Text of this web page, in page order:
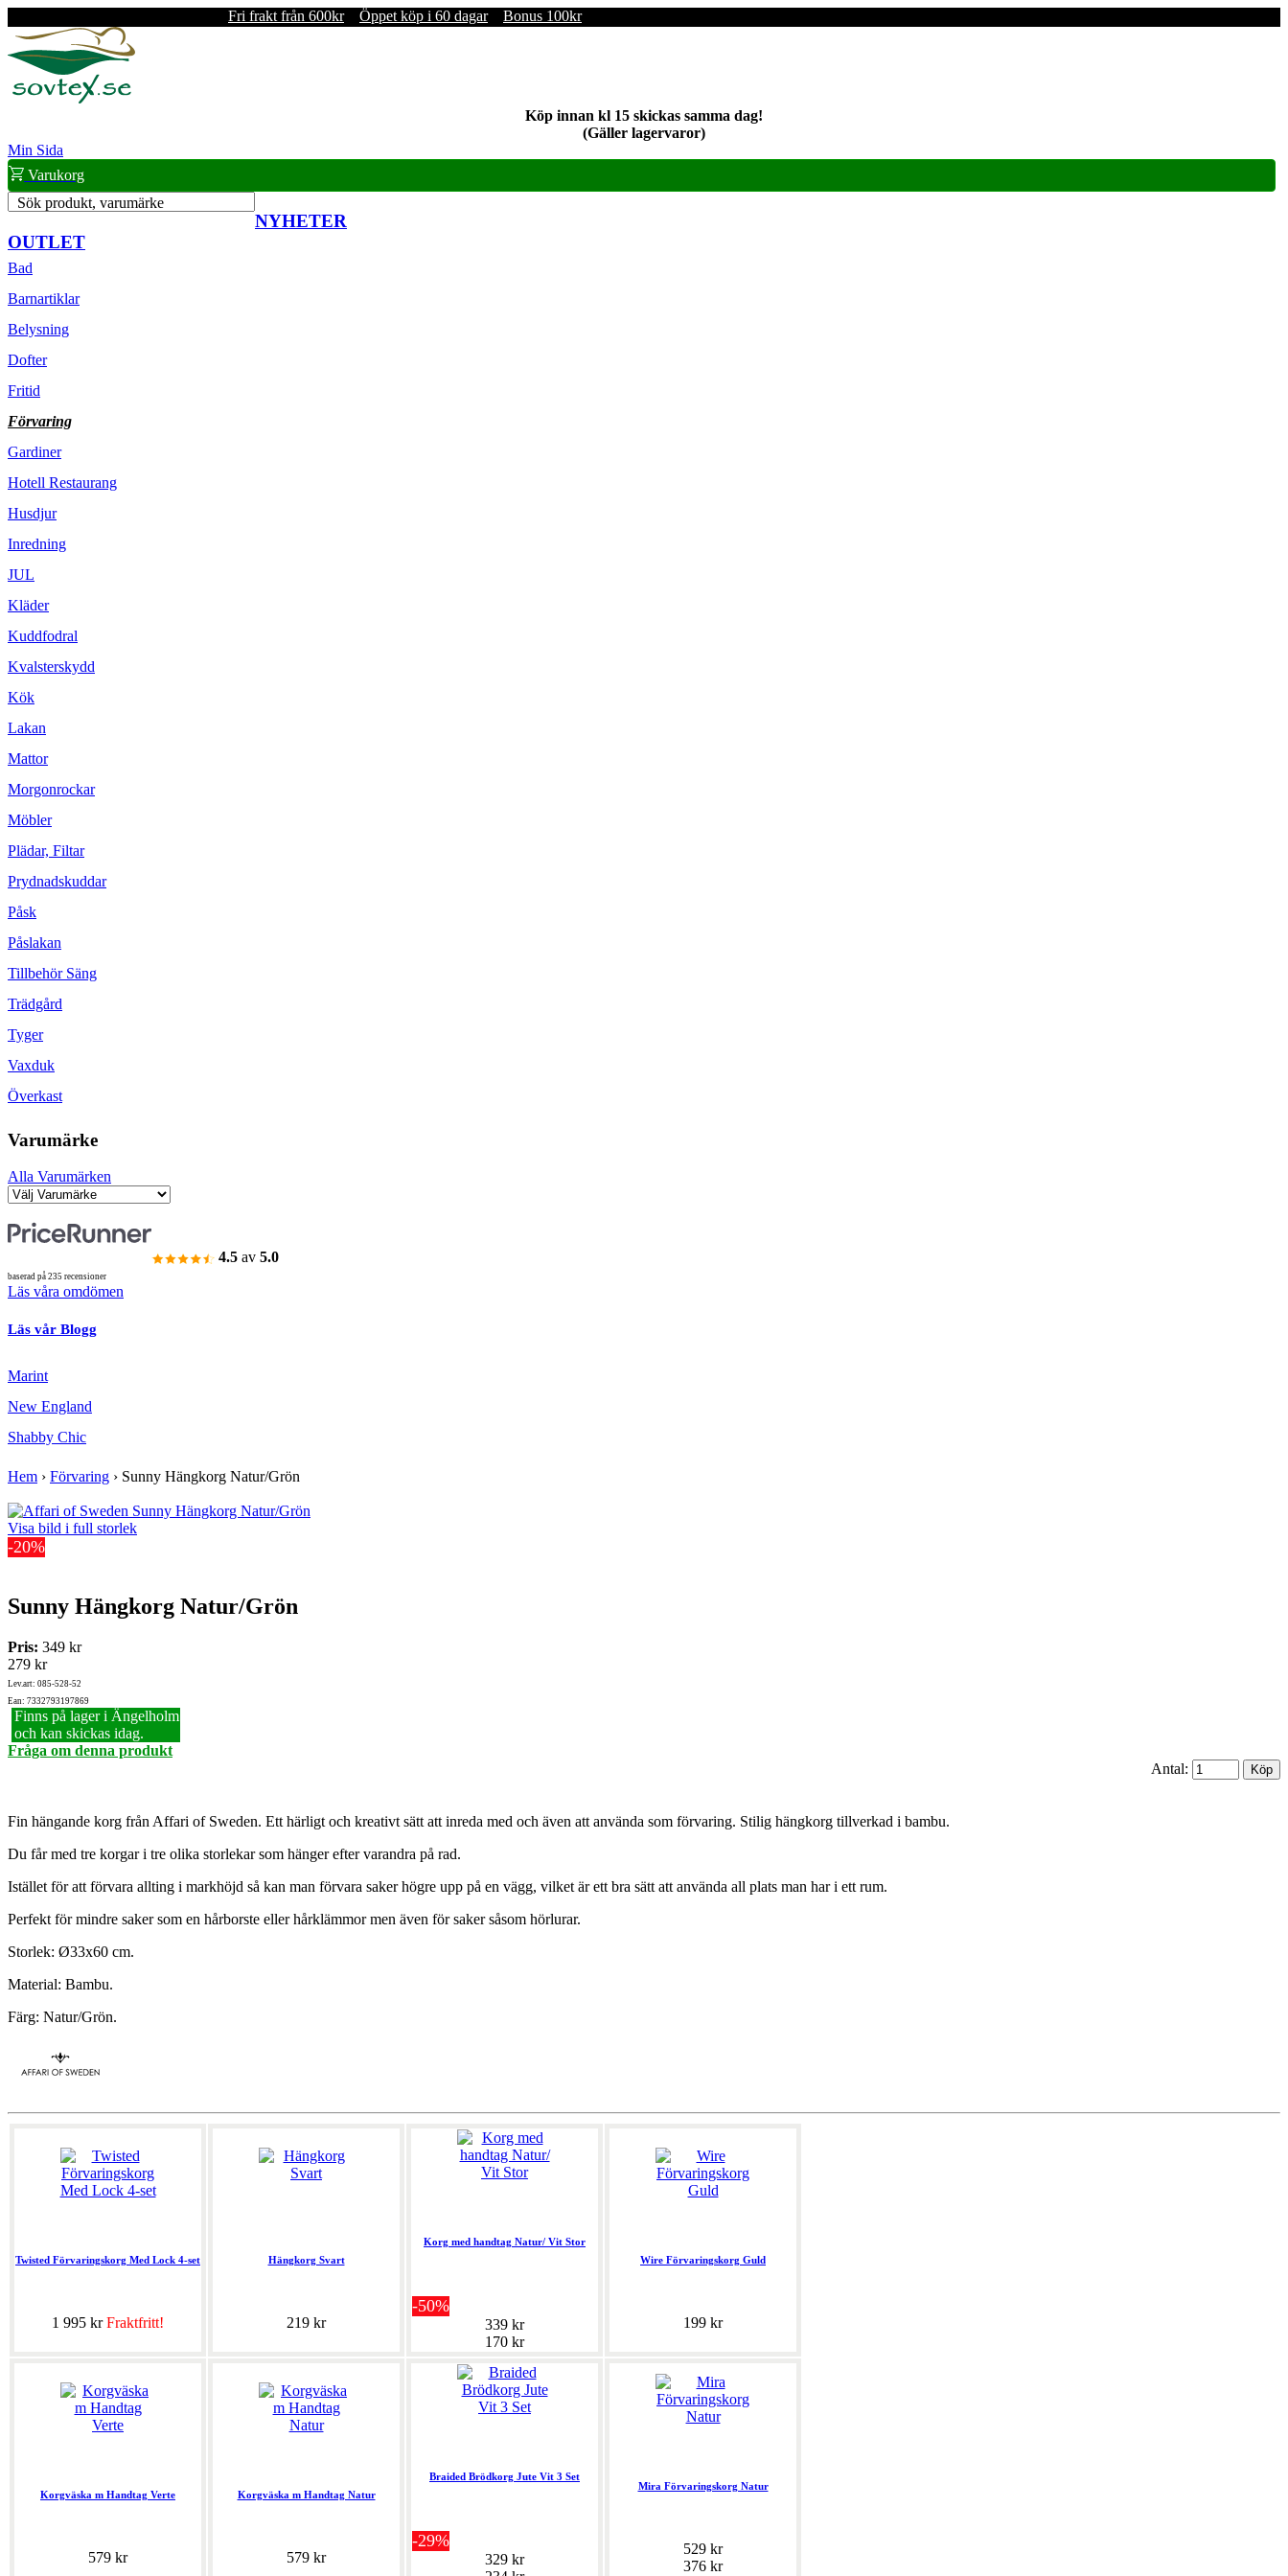
Fri frakt från 600kr Öppet köp i 60 dagar Bonus 100kr
Köp innan kl 15 skickas samma dag!
(Gäller lagervaror)
Min Sida
Varukorg
Sök produkt, varumärke
NYHETER
OUTLET
Bad
Barnartiklar
Belysning
Dofter
Fritid
Förvaring
Gardiner
Hotell Restaurang
Husdjur
Inredning
JUL
Kläder
Kuddfodral
Kvalsterskydd
Kök
Lakan
Mattor
Morgonrockar
Möbler
Plädar, Filtar
Prydnadskuddar
Påsk
Påslakan
Tillbehör Säng
Trädgård
Tyger
Vaxduk
Överkast
Varumärke
Alla Varumärken
4.5 av 5.0
baserad på 235 recensioner
Läs våra omdömen
Läs vår Blogg
Marint
New England
Shabby Chic
Hem › Förvaring › Sunny Hängkorg Natur/Grön
Visa bild i full storlek
-20%
Sunny Hängkorg Natur/Grön
Pris: 349 kr
279 kr
Lev.art: 085-528-52
Ean: 7332793197869
Finns på lager i Ängelholm
och kan skickas idag.
Fråga om denna produkt
Antal:
Fin hängande korg från Affari of Sweden. Ett härligt och kreativt sätt att inreda med och även att använda som förvaring. Stilig hängkorg tillverkad i bambu.
Du får med tre korgar i tre olika storlekar som hänger efter varandra på rad.
Istället för att förvara allting i markhöjd så kan man förvara saker högre upp på en vägg, vilket är ett bra sätt att använda all plats man har i ett rum.
Perfekt för mindre saker som en hårborste eller hårklämmor men även för saker såsom hörlurar.
Storlek: Ø33x60 cm.
Material: Bambu.
Färg: Natur/Grön.
Twisted Förvaringskorg Med Lock 4-set
1 995 krFraktfritt!
Hängkorg Svart
219 kr
Korg med handtag Natur/ Vit Stor
-50%
339 kr
170 kr
Wire Förvaringskorg Guld
199 kr
Korgväska m Handtag Verte
579 kr
Korgväska m Handtag Natur
579 kr
Braided Brödkorg Jute Vit 3 Set
-29%
329 kr
Mira Förvaringskorg Natur
529 kr
376 kr